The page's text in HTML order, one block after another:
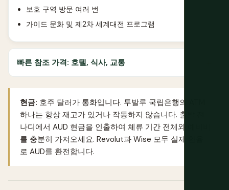
보호 구역 방문 여러 번
가이드 문화 및 제2차 세계대전 프로그램
빠른 참조 가격: 호텔, 식사, 교통
현금: 호주 달러가 통화입니다. 투발루 국립은행의 ATM
하나는 항상 재고가 있거나 작동하지 않습니다. 출발 전
나디에서 AUD 현금을 인출하여 체류 기간 전체와 예비비
를 충분히 가져오세요. Revolut과 Wise 모두 실제 환율
로 AUD를 환전합니다.